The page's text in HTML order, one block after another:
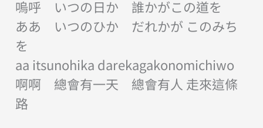
嗚呼 いつの日か 誰かがこの道を
ああ いつのひか だれかが このみち
を
aa itsunohika darekagakonomichiwo
啊啊 總會有一天 總會有人 走來這條
路